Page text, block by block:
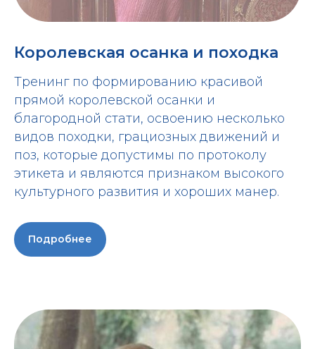
Королевская осанка и походка
Тренинг по формированию красивой
прямой королевской осанки и
благородной стати, освоению несколько
видов походки, грациозных движений и
поз, которые допустимы по протоколу
этикета и являются признаком высокого
культурного развития и хороших манер.
Подробнее